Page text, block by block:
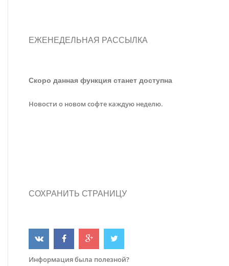
ЕЖЕНЕДЕЛЬНАЯ РАССЫЛКА
Скоро данная функция станет доступна
Новости о новом софте каждую неделю.
СОХРАНИТЬ СТРАНИЦУ
Информация была полезной?